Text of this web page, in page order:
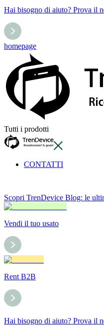
Hai bisogno di aiuto? Prova il
homepage
Tutti i prodotti
CONTATTI
Scopri TrenDevice Blog: le
Vendi il tuo usato
Rent B2B
Hai bisogno di aiuto? Prova il